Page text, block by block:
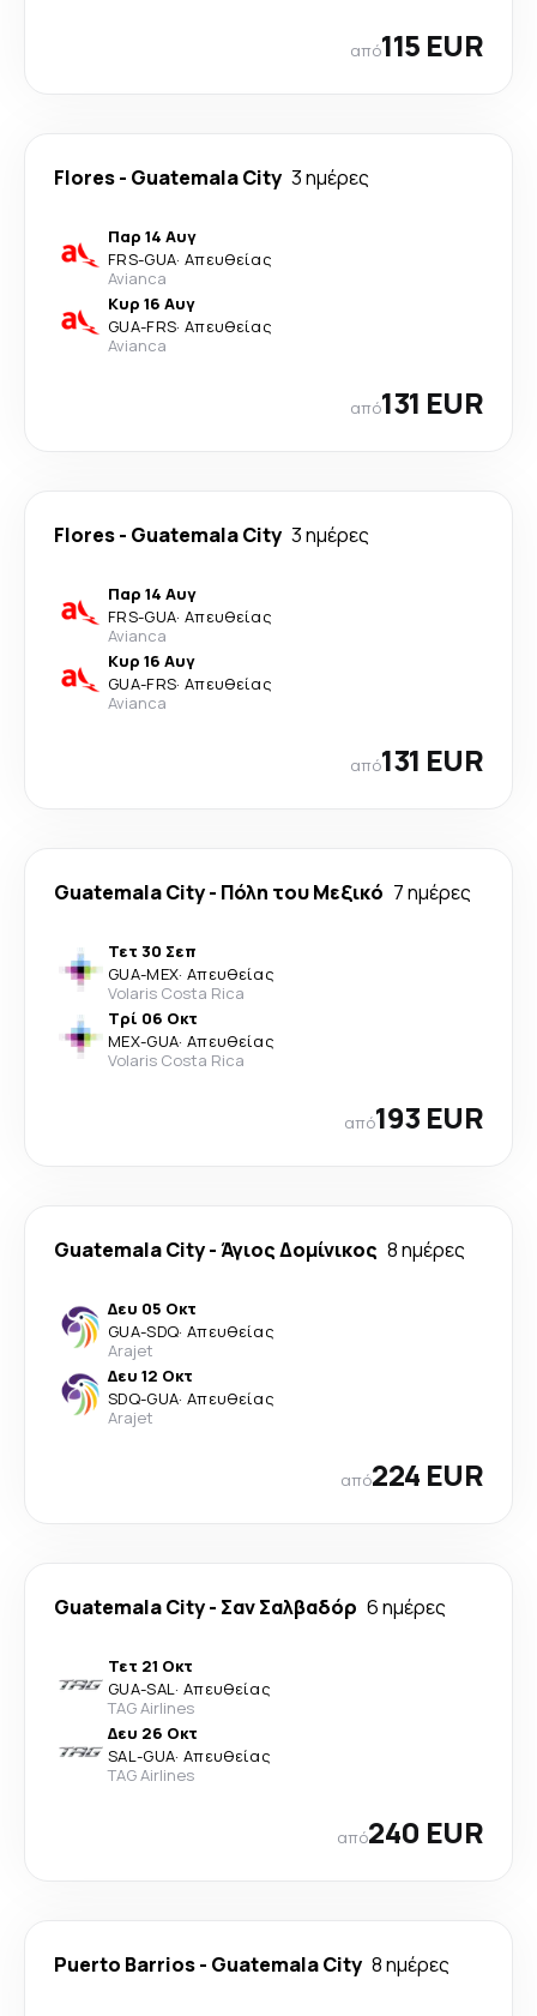
από115 EUR
Flores- Guatemala City 3 ημέρες
Παρ 14 Αυγ
FRS-GUA· Απευθείας
Avianca
Κυρ 16 Αυγ
GUA-FRS· Απευθείας
Avianca
από131 EUR
Flores- Guatemala City 3 ημέρες
Παρ 14 Αυγ
FRS-GUA· Απευθείας
Avianca
Κυρ 16 Αυγ
GUA-FRS· Απευθείας
Avianca
από131 EUR
Guatemala City- Πόλη του Μεξικό 7 ημέρες
Τετ 30 Σεπ
GUA-MEX· Απευθείας
Volaris Costa Rica
Τρί 06 Οκτ
MEX-GUA· Απευθείας
Volaris Costa Rica
από193 EUR
Guatemala City-Άγιος Δομίνικος 8 ημέρες
Δευ 05 Οκτ
GUA-SDQ· Απευθείας
Arajet
Δευ 12 Οκτ
SDQ-GUA· Απευθείας
Arajet
από224 EUR
Guatemala City- Σαν Σαλβαδόρ 6 ημέρες
Τετ 21 Οκτ
GUA-SAL· Απευθείας
TAG Airlines
Δευ 26 Οκτ
SAL-GUA· Απευθείας
TAG Airlines
από240 EUR
Puerto Barrios- Guatemala City 8 ημέρες